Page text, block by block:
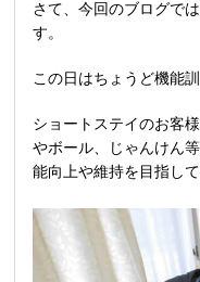
さて、今回のブログで
す。
この日はちょうど機能
ショートステイのお客
やボール、じゃんけん
能向上や維持を目指し